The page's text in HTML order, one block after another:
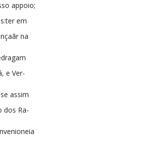
appoio;
em
na
e Ver-
assim
dos Ra-